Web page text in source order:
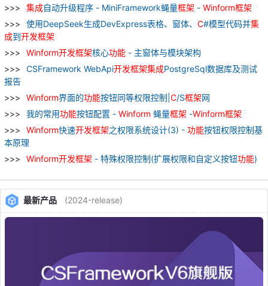
集成自动升级程序 - MiniFramework蝇量框架 - Winform框架
使用DeepSeek生成DevExpress表格、窗体、 C#模型代码并集
成到开发框架
Winform开发框架核心功能 - 主窗体与模块架构
CSFramework WebApi开发框架集成PostgreSql数据库及测试
报告
Winform界面的功能按钮同等权限控制| C/S框架网
我的常用功能按钮配置 - Winform 蝇量框架 -Winform框架
Winform快速开发框架之权限系统设计(3) - 功能按钮权限控制基
本原理
Winform开发框架 - 特殊权限控制(扩展权限和自定义按钮功能)
最新产品 (2024-release)